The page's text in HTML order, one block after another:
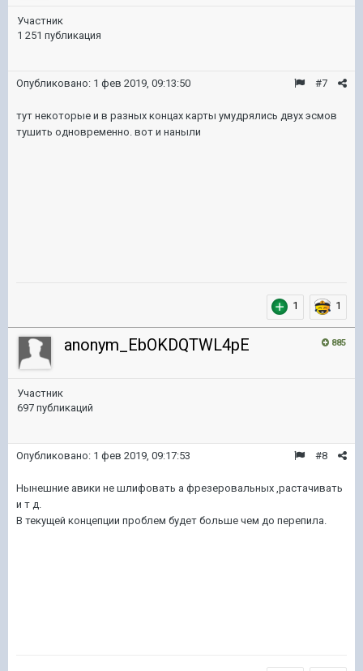
Участник
1 251 публикация
#7
Опубликовано: 1 фев 2019, 09:13:50
тут некоторые и в разных концах карты умудрялись двух эсмов
тушить одновременно. вот и наныли
1 1
885
anonym_EbOKDQTWL4pE
Участник
697 публикаций
#8
Опубликовано: 1 фев 2019, 09:17:53
Нынешние авики не шлифовать а фрезеровальных ,растачивать
и т д.
В текущей концепции проблем будет больше чем до перепила.